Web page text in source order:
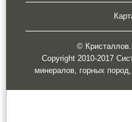
©
Copyright 2010-2017
минералов, горных